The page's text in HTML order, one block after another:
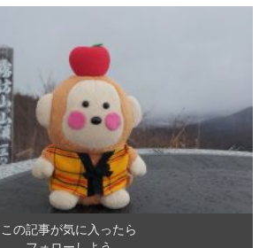
この記事が気に入ったら